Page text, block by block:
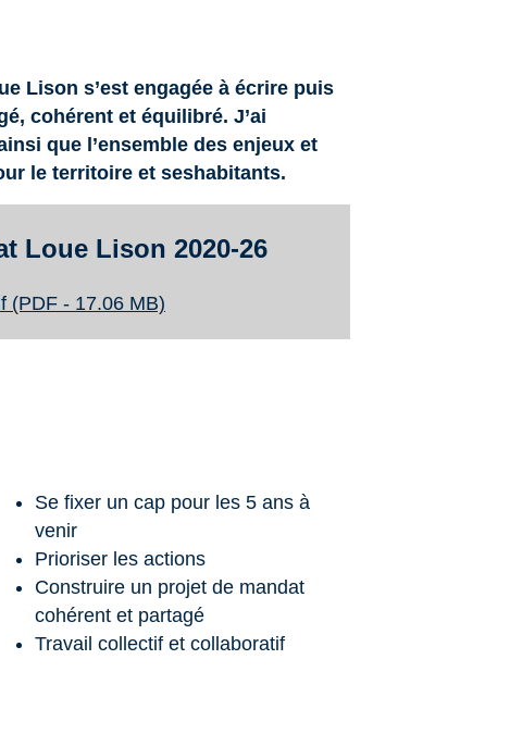
Lison s’est engagée à écrire puis
cohérent et équilibré. J’ai
que l’ensemble des enjeux et
le territoire et seshabitants.
Loue Lison 2020-26
(PDF - 17.06 MB)
Se fixer un cap pour les 5 ans à
venir
Prioriser les actions
Construire un projet de mandat
cohérent et partagé
Travail collectif et collaboratif